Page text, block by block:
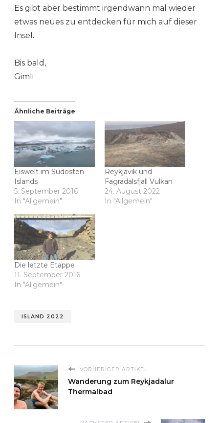
Es gibt aber bestimmt irgendwann mal wieder
etwas neues zu entdecken für mich auf dieser
Insel.
Bis bald,
Gimli
Ähnliche Beiträge
Eiswelt im Südosten
Islands
5. September 2016
In "Allgemein"
Reykjavik und
Fagradalsfjall Vulkan
24. August 2022
In "Allgemein"
Die letzte Etappe
11. September 2016
In "Allgemein"
ISLAND 2022
VORHERIGER ARTIKEL
Wanderung zum Reykjadalur
Thermalbad